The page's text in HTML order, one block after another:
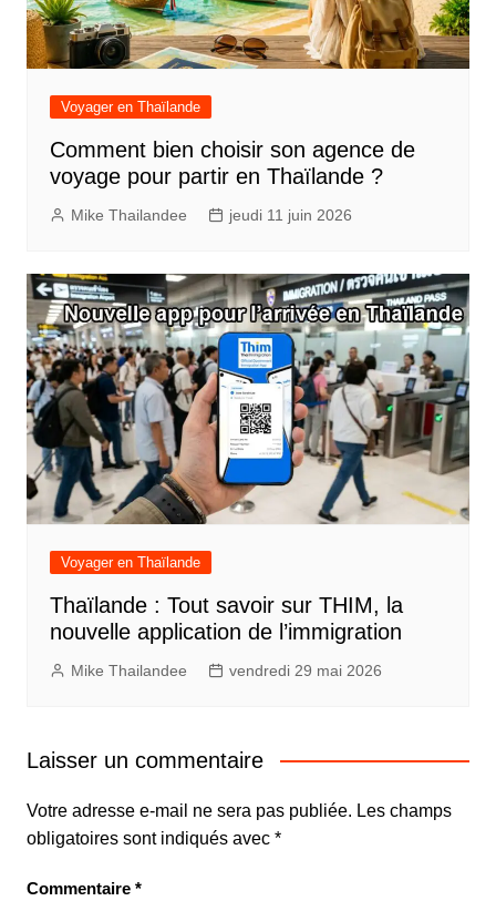
Voyager en Thaïlande
Comment bien choisir son agence de
voyage pour partir en Thaïlande ?
Mike Thailandee jeudi 11 juin 2026
Voyager en Thaïlande
Thaïlande : Tout savoir sur THIM, la
nouvelle application de l’immigration
Mike Thailandee vendredi 29 mai 2026
Laisser un commentaire
Votre adresse e-mail ne sera pas publiée. Les champs
obligatoires sont indiqués avec *
Commentaire *